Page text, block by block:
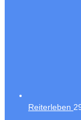
Reiterleben